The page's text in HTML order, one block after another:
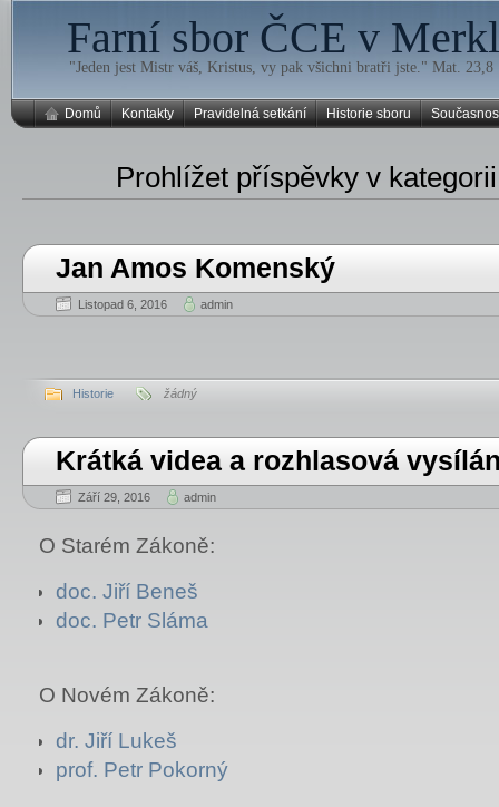
Farní sbor ČCE v
"Jeden jest Mistr váš, Kristus, vy pak všichni bratři jste." Mat. 23,8
Domů Kontakty Pravidelná setkání Historie sboru
Prohlížet příspěvky v
Jan Amos Komenský
Listopad 6, 2016 admin
Historie žádný
Krátká videa a rozhlasová
Září 29, 2016 admin
O Starém Zákoně:
doc. Jiří Beneš
doc. Petr Sláma
O Novém Zákoně:
dr. Jiří Lukeš
prof. Petr Pokorný